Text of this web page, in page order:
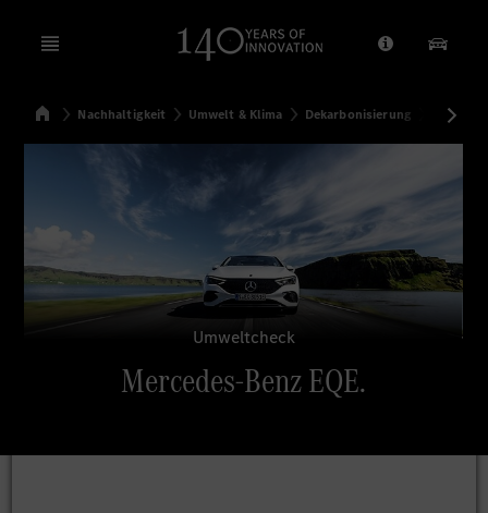
Open menu Anbieter/
SuchenStartseite
Nachhaltigkeit Umwelt & Klima Dekarbonisierung
Umweltcheck
Mercedes-Benz EQE.